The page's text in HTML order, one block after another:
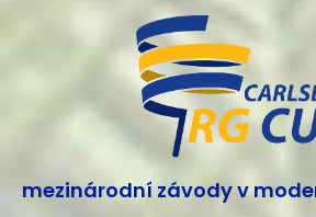
mezinárodní závody v